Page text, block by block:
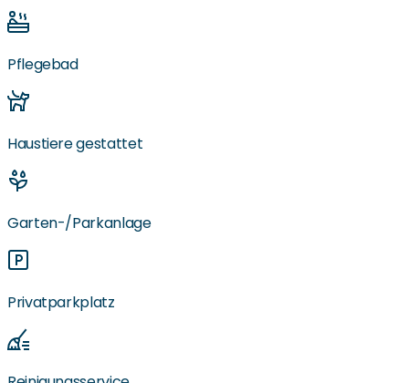
Pflegebad
Haustiere gestattet
Garten-/Parkanlage
Privatparkplatz